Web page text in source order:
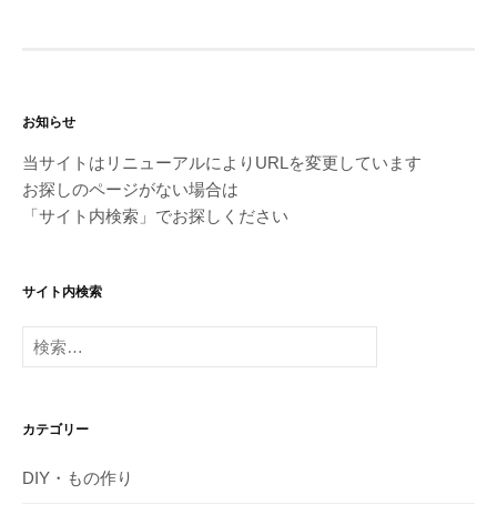
お知らせ
当サイトはリニューアルによりURLを変更しています
お探しのページがない場合は
「サイト内検索」でお探しください
サイト内検索
検
索:
カテゴリー
DIY・もの作り